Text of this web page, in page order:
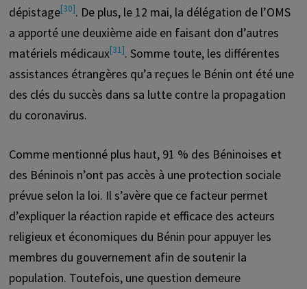
dépistage[30]. De plus, le 12 mai, la délégation de l’OMS
a apporté une deuxième aide en faisant don d’autres
matériels médicaux[31]. Somme toute, les différentes
assistances étrangères qu’a reçues le Bénin ont été une
des clés du succès dans sa lutte contre la propagation
du coronavirus.
Comme mentionné plus haut, 91 % des Béninoises et
des Béninois n’ont pas accès à une protection sociale
prévue selon la loi. Il s’avère que ce facteur permet
d’expliquer la réaction rapide et efficace des acteurs
religieux et économiques du Bénin pour appuyer les
membres du gouvernement afin de soutenir la
population. Toutefois, une question demeure